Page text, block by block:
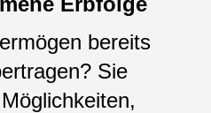
bereits
Sie